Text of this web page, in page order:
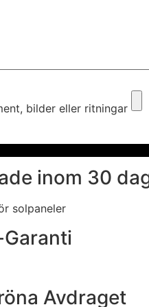
bilder eller ritningar
inom 30
solpaneler
Avdraget